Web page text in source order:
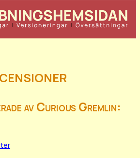
av Curious Gremlin: